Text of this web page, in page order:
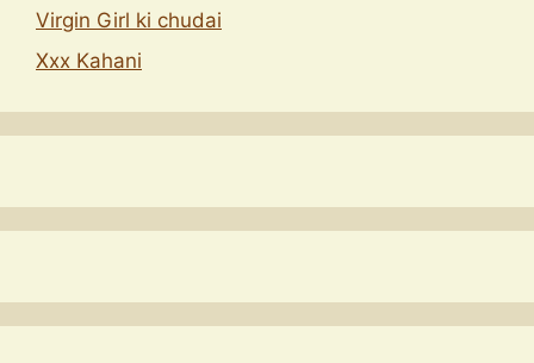
Virgin Girl ki chudai
Xxx Kahani